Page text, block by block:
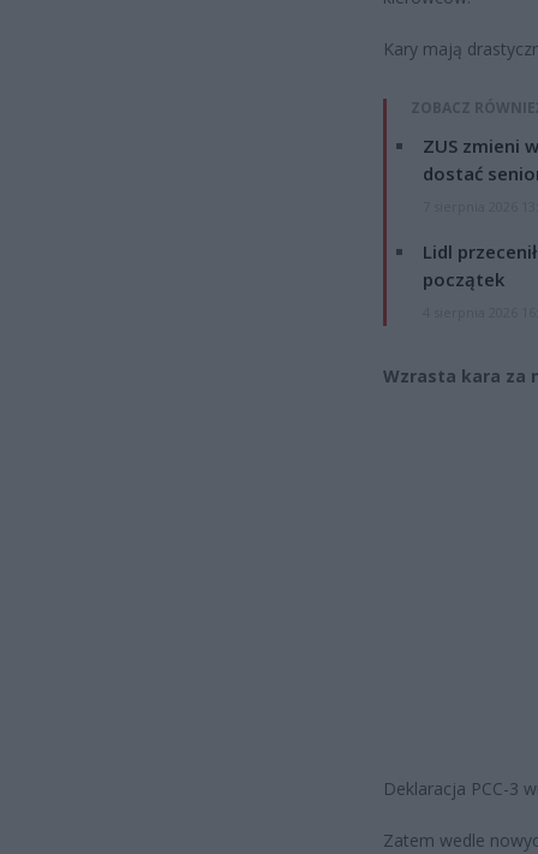
Kary mają
ZOBACZ
ZUS zmieni
dostać
Lidl
początek
Wzrasta kara za
Deklaracja PCC-3
Zatem wedle